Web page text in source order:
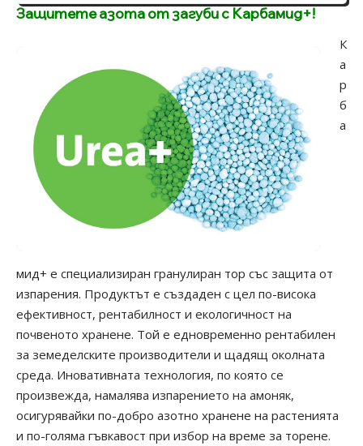
Защитете азота от загуби с Карбамид+!
К
а
р
б
а
мид+ е специализиран гранулиран тор със защита от
изпарения. Продуктът е създаден с цел по-висока
ефективност, рентабилност и екологичност на
почвеното хранене. Той е едновременно рентабилен
за земеделските производители и щадящ околната
среда. Иновативната технология, по която се
произвежда, намалява изпарението на амоняк,
осигурявайки по-добро азотно хранене на растенията
и по-голяма гъвкавост при избор на време за торене.